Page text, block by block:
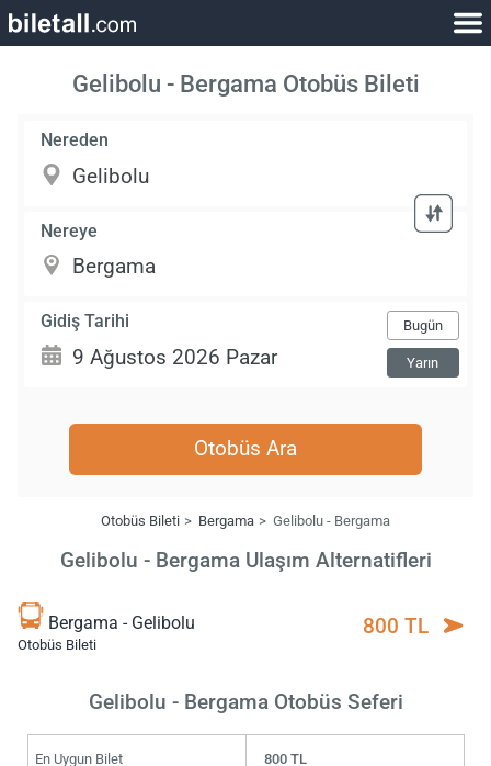
Gelibolu - Bergama Otobüs Bileti
Nereden
Nereye
Gidiş Tarihi Bugün
Yarın
Otobüs Ara
Otobüs Bileti Bergama Gelibolu - Bergama
Gelibolu - Bergama Ulaşım Alternatifleri
Bergama - Gelibolu
Otobüs Bileti
800 TL
Gelibolu - Bergama Otobüs Seferi
En Uygun Bilet 800 TL